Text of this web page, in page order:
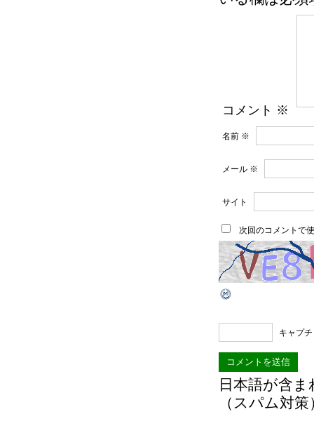
コメント ※
名前 ※
メール ※
サイト
次回のコメントで
キャプ
日本語が含
（スパム対策